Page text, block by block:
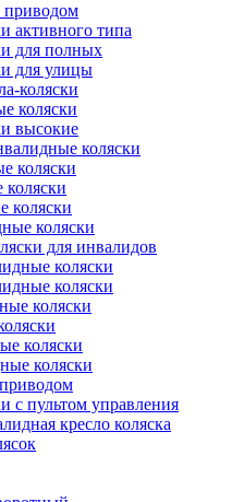
приводом
активного типа
для полных
для улицы
коляски
коляски
высокие
коляски
коляски
коляски
коляски
для инвалидов
коляски
коляски
коляски
коляски
коляски
с пультом управления
кресло коляска